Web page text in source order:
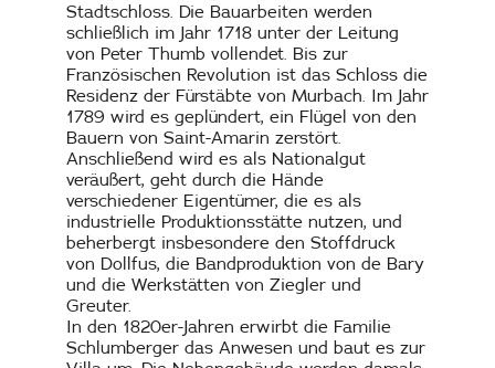
Stadtschloss. Die Bauarbeiten werden
schließlich im Jahr 1718 unter der Leitung
von Peter Thumb vollendet. Bis zur
Französischen Revolution ist das Schloss die
Residenz der Fürstäbte von Murbach. Im Jahr
1789 wird es geplündert, ein Flügel von den
Bauern von Saint-Amarin zerstört.
Anschließend wird es als Nationalgut
veräußert, geht durch die Hände
verschiedener Eigentümer, die es als
industrielle Produktionsstätte nutzen, und
beherbergt insbesondere den Stoffdruck
von Dollfus, die Bandproduktion von de Bary
und die Werkstätten von Ziegler und
Greuter.
In den 1820er-Jahren erwirbt die Familie
Schlumberger das Anwesen und baut es zur